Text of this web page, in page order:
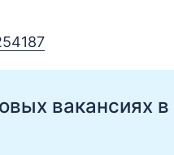
вакансиях в